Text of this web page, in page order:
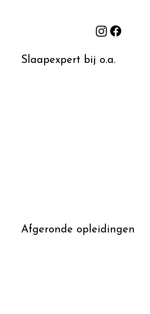
Slaapexpert bij o.a.
Afgeronde opleidingen